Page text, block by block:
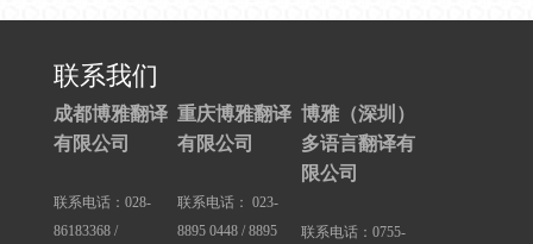
联系我们
成都博雅翻译
有限公司
联系电话：028-
86183368 /
重庆博雅翻译
有限公司
联系电话： 023-
8895 0448 / 8895
博雅（深圳）
多语言翻译有
限公司
联系电话：0755-